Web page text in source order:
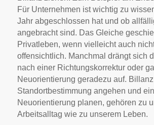
Für Unternehmen ist wichtig zu
Jahr abgeschlossen hat und ob
angebracht sind. Das Gleiche
Privatleben, wenn vielleicht auch
offensichtlich. Manchmal drängt sich
nach einer Richtungskorrektur oder
Neuorientierung geradezu auf.
Standortbestimmung angehen und
Neuorientierung planen, gehören zu
Arbeitsalltag wie zu unserem Leben.